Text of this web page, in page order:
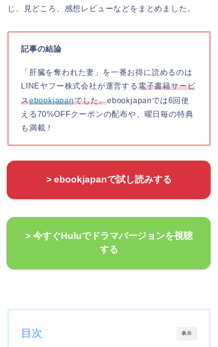
じ、見どころ、感想レビューなどをまとめました。
記事の結論
「肝臓を奪われた妻」を一番お得に読めるのは
LINEヤフー株式会社が運営する電子書籍サービ
スebookjapanでした。ebookjapanでは6回使
える70%OFFクーポンの配布や、曜日毎の特典
も満載！
> ebookjapanで試し読みする
> 今すぐHuluでドラマバージョンを視聴
する
表示
目次